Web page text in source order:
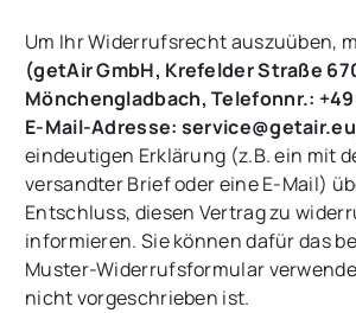
Um Ihr Widerrufsrecht auszuüben,
(getAir GmbH, Krefelder Straße
Mönchengladbach, Telefonnr.:
E-Mail-Adresse:
eindeutigen Erklärung (z.B. ein mit
versandter Brief oder eine E-Mail)
Entschluss, diesen Vertrag zu
informieren. Sie können dafür das
Muster-Widerrufsformular
nicht vorgeschrieben ist.